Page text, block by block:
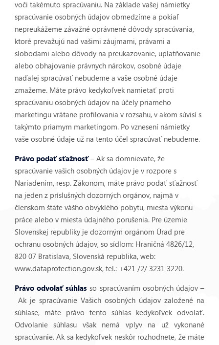
voči takémuto spracúvaniu. Na základe vašej námietky
spracúvanie osobných údajov obmedzíme a pokiaľ
nepreukážeme závažné oprávnené dôvody spracúvania,
ktoré prevažujú nad vašimi záujmami, právami a
slobodami alebo dôvody na preukazovanie, uplatňovanie
alebo obhajovanie právnych nárokov, osobné údaje
naďalej spracúvať nebudeme a vaše osobné údaje
zmažeme. Máte právo kedykoľvek namietať proti
spracúvaniu osobných údajov na účely priameho
marketingu vrátane profilovania v rozsahu, v akom súvisí s
takýmto priamym marketingom. Po vznesení námietky
vaše osobné údaje už na tento účel spracúvať nebudeme.
Právo podať sťažnosť– Ak sa domnievate, že
spracúvanie vašich osobných údajov je v rozpore s
Nariadením, resp. Zákonom, máte právo podať sťažnosť
na jeden z príslušných dozorných orgánov, najmä v
členskom štáte vášho obvyklého pobytu, miesta výkonu
práce alebo v miesta údajného porušenia. Pre územie
Slovenskej republiky je dozorným orgánom Úrad pre
ochranu osobných údajov, so sídlom: Hraničná 4826/12,
820 07 Bratislava, Slovenská republika, web:
www.dataprotection.gov.sk, tel.: +421 /2/ 3231 3220.
Právo odvolať súhlasso spracúvaním osobných údajov –
Ak je spracúvanie Vašich osobných údajov založené na
súhlase, máte právo tento súhlas kedykoľvek odvolať.
Odvolanie súhlasu však nemá vplyv na už vykonané
spracúvanie. Ak sa kedykoľvek neskôr rozhodnete, že máte